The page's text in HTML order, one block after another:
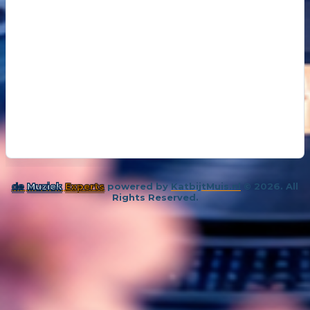
de Muziek Experts powered byKatbijtMuis.nl
© 2026. All
Rights Reserved.